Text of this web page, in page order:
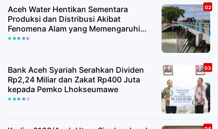
Aceh Water Hentikan Sementara
Produksi dan Distribusi Akibat
Fenomena Alam yang Memengaruhi
Kualitas Air Baku
Bank Aceh Syariah Serahkan Dividen
Rp2,24 Miliar dan Zakat Rp400 Juta
kepada Pemko Lhokseumawe